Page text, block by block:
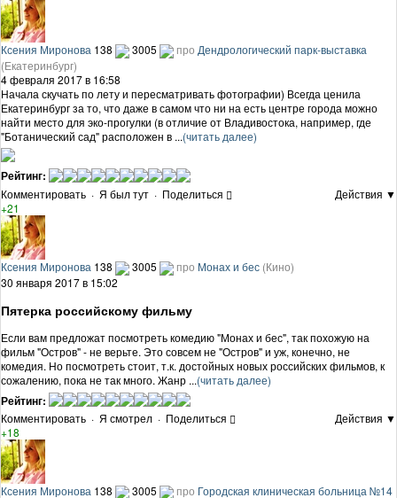
Ксения Миронова 138 3005 про Дендрологический парк-выставка
(Екатеринбург)
4 февраля 2017 в 16:58
Начала скучать по лету и пересматривать фотографии) Всегда ценила
Екатеринбург за то, что даже в самом что ни на есть центре города можно
найти место для эко-прогулки (в отличие от Владивостока, например, где
"Ботанический сад" расположен в ...(читать далее)
Рейтинг:
Комментировать · Я был тут · Поделиться
Действия ▼
+21
Ксения Миронова 138 3005 про Монах и бес (Кино)
30 января 2017 в 15:02
Пятерка российскому фильму
Если вам предложат посмотреть комедию "Монах и бес", так похожую на
фильм "Остров" - не верьте. Это совсем не "Остров" и уж, конечно, не
комедия. Но посмотреть стоит, т.к. достойных новых российских фильмов, к
сожалению, пока не так много. Жанр ...(читать далее)
Рейтинг:
Комментировать · Я смотрел · Поделиться
Действия ▼
+18
Ксения Миронова 138 3005 про Городская клиническая больница №14